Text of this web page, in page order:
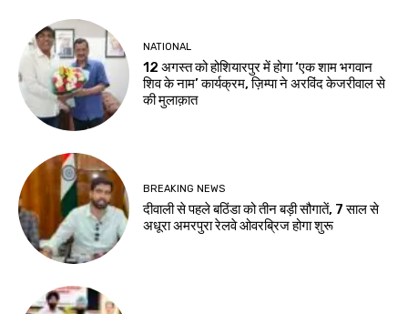
NATIONAL
12 अगस्त को होशियारपुर में होगा ‘एक शाम भगवान
शिव के नाम’ कार्यक्रम, ज़िम्पा ने अरविंद केजरीवाल से
की मुलाक़ात
BREAKING NEWS
दीवाली से पहले बठिंडा को तीन बड़ी सौगातें, 7 साल से
अधूरा अमरपुरा रेलवे ओवरब्रिज होगा शुरू